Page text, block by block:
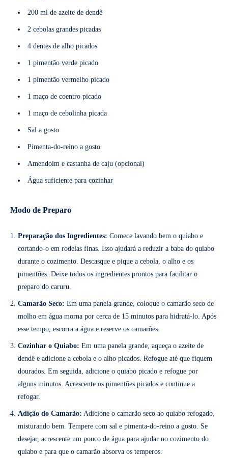
200 ml de azeite de dendê
2 cebolas grandes picadas
4 dentes de alho picados
1 pimentão verde picado
1 pimentão vermelho picado
1 maço de coentro picado
1 maço de cebolinha picada
Sal a gosto
Pimenta-do-reino a gosto
Amendoim e castanha de caju (opcional)
Água suficiente para cozinhar
Modo de Preparo
Preparação dos Ingredientes: Comece lavando bem o quiabo e
cortando-o em rodelas finas. Isso ajudará a reduzir a baba do quiabo
durante o cozimento. Descasque e pique a cebola, o alho e os
pimentões. Deixe todos os ingredientes prontos para facilitar o
preparo do caruru.
Camarão Seco: Em uma panela grande, coloque o camarão seco de
molho em água morna por cerca de 15 minutos para hidratá-lo. Após
esse tempo, escorra a água e reserve os camarões.
Cozinhar o Quiabo: Em uma panela grande, aqueça o azeite de
dendê e adicione a cebola e o alho picados. Refogue até que fiquem
dourados. Em seguida, adicione o quiabo picado e refogue por
alguns minutos. Acrescente os pimentões picados e continue a
refogar.
Adição do Camarão: Adicione o camarão seco ao quiabo refogado,
misturando bem. Tempere com sal e pimenta-do-reino a gosto. Se
desejar, acrescente um pouco de água para ajudar no cozimento do
quiabo e para que o camarão absorva os temperos.